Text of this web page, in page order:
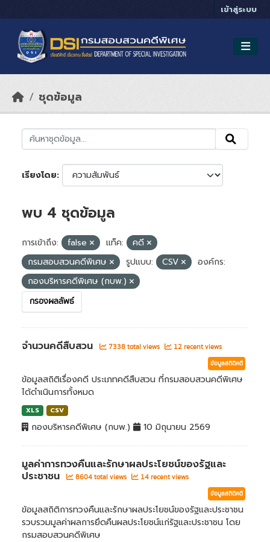
เข้าสู่ระบบ
ชุดข้อมูล
เรียงโดย
พบ 4 ชุดข้อมูล
การเข้าถึง: false แท็ค:
คดี
กรมสอบสวนคดีพิเศษ
รูปแบบ: CSV
องค์กร:
กองบริหารคดีพิเศษ (กบพ.)
กรองผลลัพธ์
จำนวนคดีสืบสวน 7338 total views 12 recent views
ข้อมูลสถิติคดี
ข้อมูลสถิติเรื่องคดี ประเภทคดีสืบสวน ที่กรมสอบสวนคดีพิเศษ
ได้ดำเนินการทั้งหมด
XLS CSV
กองบริหารคดีพิเศษ (กบพ.) 10 มิถุนายน 2569
มูลค่าการทวงคืนและรักษาผลประโยชน์ของรัฐและ
ประชาชน
8604 total views 14 recent views
ข้อมูลสถิติคดี
ข้อมูลสถิติการทวงคืนและรักษาผลประโยชน์ของรัฐและประชาชน
รวบรวมมูลค่าผลการยึดคืนผลประโยชน์แก่รัฐและประชาชน โดย
กรมสอบสวนคดีพิเศษ